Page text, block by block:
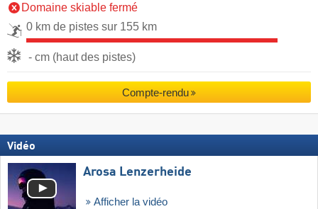
Domaine skiable fermé
0 km de pistes sur 155 km
- cm (haut des pistes)
Compte-rendu
Vidéo
Arosa Lenzerheide
Afficher la vidéo